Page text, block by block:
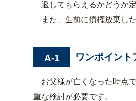
返してもらえるかどうか
また、生前に債権放棄し
A-1 ワンポイント
お父様が亡くなった時点
重な検討が必要です。